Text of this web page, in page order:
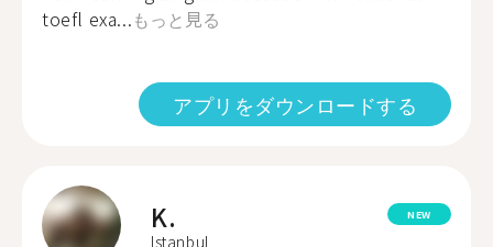
toefl exa...もっと見る
アプリをダウンロードする
K.
Istanbul
NEW